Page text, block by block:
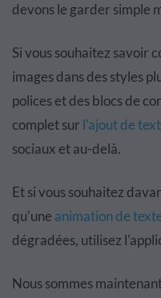
devons le garder simple
Si vous souhaitez savoir
images dans des styles
polices et des blocs de
complet sur l'ajout de
sociaux et au-delà.
Et si vous souhaitez
qu'une animation de
dégradées, utilisez
Nous sommes